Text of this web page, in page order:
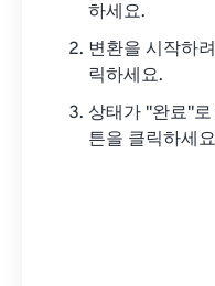
하세요.
변환을 시작하
릭하세요.
상태가 "완료"
튼을 클릭하세